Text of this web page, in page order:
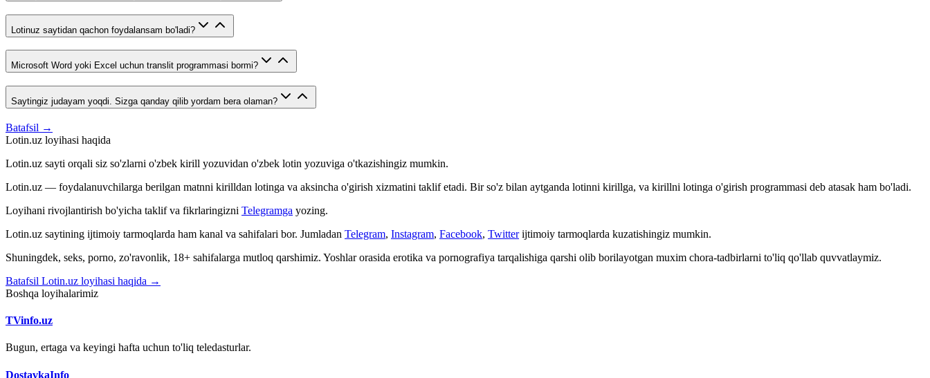
Lotinuz saytidan qachon foydalansam bo'ladi?
Microsoft Word yoki Excel uchun translit programmasi bormi?
Saytingiz judayam yoqdi. Sizga qanday qilib yordam bera olaman?
Batafsil →
Lotin.uz loyihasi haqida
Lotin.uz sayti orqali siz so'zlarni o'zbek kirill yozuvidan o'zbek lotin yozuviga o'tkazishingiz mumkin.
Lotin.uz — foydalanuvchilarga berilgan matnni kirilldan lotinga va aksincha o'girish xizmatini taklif etadi. Bir so'z bilan aytganda lotinni kirillga, va kirillni lotinga o'girish programmasi deb atasak ham bo'ladi.
Loyihani rivojlantirish bo'yicha taklif va fikrlaringizni Telegramga yozing.
Lotin.uz saytining ijtimoiy tarmoqlarda ham kanal va sahifalari bor. Jumladan Telegram, Instagram, Facebook, Twitter ijtimoiy tarmoqlarda kuzatishingiz mumkin.
Shuningdek, seks, porno, zo'ravonlik, 18+ sahifalarga mutloq qarshimiz. Yoshlar orasida erotika va pornografiya tarqalishiga qarshi olib borilayotgan muxim chora-tadbirlarni to'liq qo'llab quvvatlaymiz.
Batafsil Lotin.uz loyihasi haqida →
Boshqa loyihalarimiz
TVinfo.uz
Bugun, ertaga va keyingi hafta uchun to'liq teledasturlar.
DostavkaInfo